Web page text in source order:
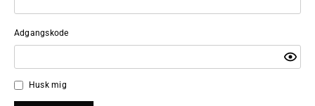
Adgangskode
Husk mig